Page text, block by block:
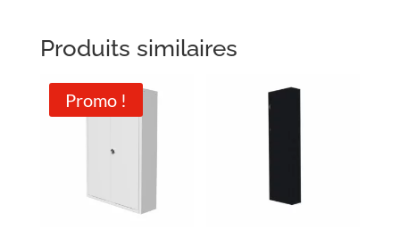
Produits similaires
Promo !